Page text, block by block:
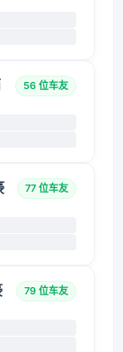
56 位车友
77 位车友
79 位车友